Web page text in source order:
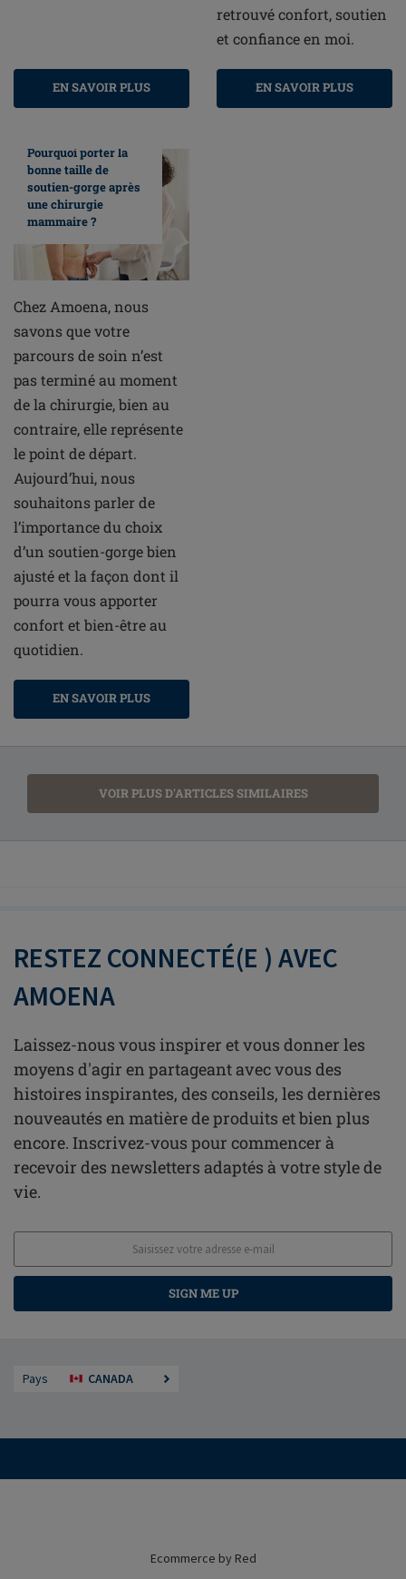
EN SAVOIR PLUS
retrouvé confort, soutien
et confiance en moi.
EN SAVOIR PLUS
Pourquoi porter la
bonne taille de
soutien-gorge après
une chirurgie
mammaire ?
Chez Amoena, nous
savons que votre
parcours de soin n’est
pas terminé au moment
de la chirurgie, bien au
contraire, elle représente
le point de départ.
Aujourd’hui, nous
souhaitons parler de
l’importance du choix
d’un soutien-gorge bien
ajusté et la façon dont il
pourra vous apporter
confort et bien-être au
quotidien.
EN SAVOIR PLUS
VOIR PLUS D'ARTICLES SIMILAIRES
RESTEZ CONNECTÉ(E ) AVEC
AMOENA
Laissez-nous vous inspirer et vous donner les
moyens d'agir en partageant avec vous des
histoires inspirantes, des conseils, les dernières
nouveautés en matière de produits et bien plus
encore. Inscrivez-vous pour commencer à
recevoir des newsletters adaptés à votre style de
vie.
SIGN ME UP
Pays CANADA
Ecommerce by Red